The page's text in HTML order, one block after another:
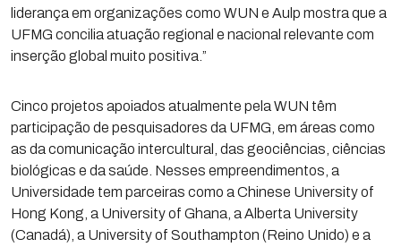
liderança em organizações como WUN e Aulp mostra que a
UFMG concilia atuação regional e nacional relevante com
inserção global muito positiva.”
Cinco projetos apoiados atualmente pela WUN têm
participação de pesquisadores da UFMG, em áreas como
as da comunicação intercultural, das geociências, ciências
biológicas e da saúde. Nesses empreendimentos, a
Universidade tem parceiras como a Chinese University of
Hong Kong, a University of Ghana, a Alberta University
(Canadá), a University of Southampton (Reino Unido) e a